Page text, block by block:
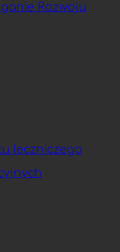
Rozwoju
leczniczego